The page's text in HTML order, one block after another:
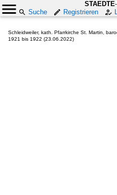
STAEDTE
Suche
Registrieren
Schleidweiler, kath. Pfarrkirche St. Martin,
1921 bis 1922 (23.06.2022)